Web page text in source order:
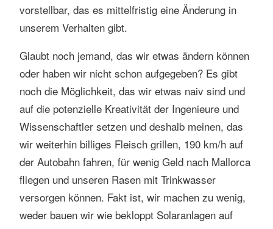
vorstellbar, das es mittelfristig eine Änderung in
unserem Verhalten gibt.
Glaubt noch jemand, das wir etwas ändern können
oder haben wir nicht schon aufgegeben? Es gibt
noch die Möglichkeit, das wir etwas naiv sind und
auf die potenzielle Kreativität der Ingenieure und
Wissenschaftler setzen und deshalb meinen, das
wir weiterhin billiges Fleisch grillen, 190 km/h auf
der Autobahn fahren, für wenig Geld nach Mallorca
fliegen und unseren Rasen mit Trinkwasser
versorgen können. Fakt ist, wir machen zu wenig,
weder bauen wir wie bekloppt Solaranlagen auf